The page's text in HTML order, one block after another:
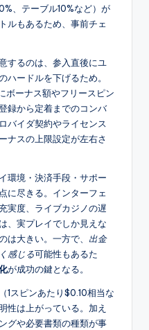
、テーブル10%など）が
ルもあるため、事前チェ
するのは、参入直後にユ
ハードルを下げるため。
ボーナス額やフリースピン
録から定着までのコンバ
バイダ契約やライセンス
ナスの上限設定が左右さ
環境・決済手段・サポー
に尽きる。インターフェ
実度、ライブカジノの遅
、実プレイでしか見えな
は大きい。一方で、 出金
感じる可能性もあるた
が成功の鍵となる。
1スピンあたり$0.10相当な
性は上がっている。加え
グや必要書類の種類が事